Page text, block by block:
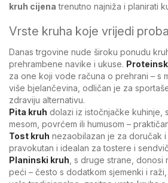
kruh cijena trenutno najniža i planirati
Vrste kruha koje vrijedi
Danas trgovine nude široku ponudu
prehrambene navike i ukuse.
za one koji vode računa o prehrani – s
više bjelančevina, odličan je za
zdraviju alternativu.
Pita kruh dolazi iz istočnjačke kuhinje,
mesom, povrćem ili humusom –
Tost kruh nezaobilazan je za doručak
pravokutan i idealan za tostere i
Planinski kruh , s druge strane,
peći – često s dodatkom sjemenki i